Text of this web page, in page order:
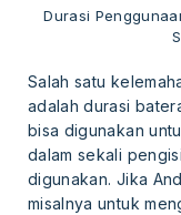
Durasi
Salah satu
adalah durasi
bisa digunakan
dalam sekali
digunakan. Jika
misalnya untuk